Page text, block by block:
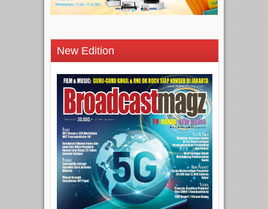
New Edition